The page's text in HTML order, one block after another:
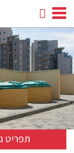
חיפוש
facebook
youtube
instagram
תפריט